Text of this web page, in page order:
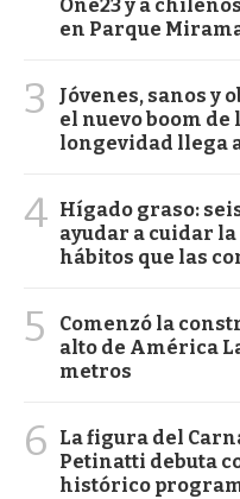
One23 y a
en Parque
3
Jóvenes, sanos y
el nuevo boom
longevidad llega
4 Hígado graso:
ayudar a cuidar
hábitos que las
5
Comenzó la
alto de América
metros
6
La figura del
Petinatti debuta
histórico